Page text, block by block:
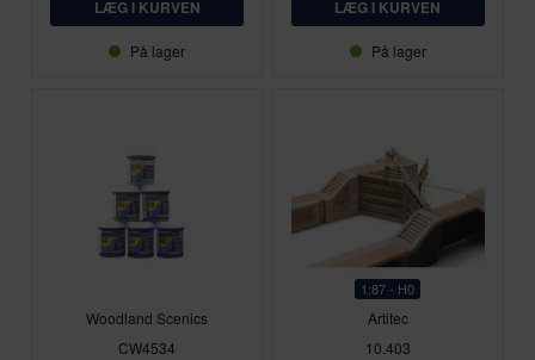
På lager På lager
Woodland Scenics
CW4534
1:87 - H0
Artitec
10.403